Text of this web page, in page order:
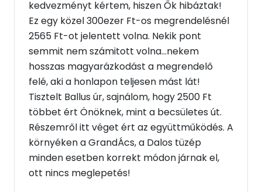
kedvezményt kértem, hiszen Ők hibáztak!
Ez egy közel 300ezer Ft-os megrendelésnél
2565 Ft-ot jelentett volna. Nekik pont
semmit nem számitott volna...nekem
hosszas magyarázkodást a megrendelő
felé, aki a honlapon teljesen mást lát!
Tisztelt Ballus úr, sajnálom, hogy 2500 Ft
többet ért Önöknek, mint a becsületes út.
Részemről itt véget ért az együttműködés. A
környéken a GrandÁcs, a Dalos tüzép
minden esetben korrekt módon járnak el,
ott nincs meglepetés!